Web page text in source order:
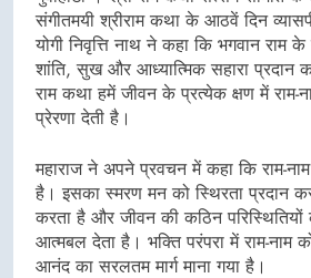
संगीतमयी श्रीराम कथा के आठवें दिन
योगी निवृत्ति नाथ ने कहा कि भगवान राम
शांति, सुख और आध्यात्मिक सहारा प्रदान
राम कथा हमें जीवन के प्रत्येक क्षण में राम-
प्रेरणा देती है।
महाराज ने अपने प्रवचन में कहा कि राम-
है। इसका स्मरण मन को स्थिरता प्रदान
करता है और जीवन की कठिन
आत्मबल देता है। भक्ति परंपरा में राम-नाम
आनंद का सरलतम मार्ग माना गया है।